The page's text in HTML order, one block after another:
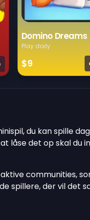
Domino Dreams
Play daily
$9
du kan spille
låse det op skal du
communities,
spillere, der vil det